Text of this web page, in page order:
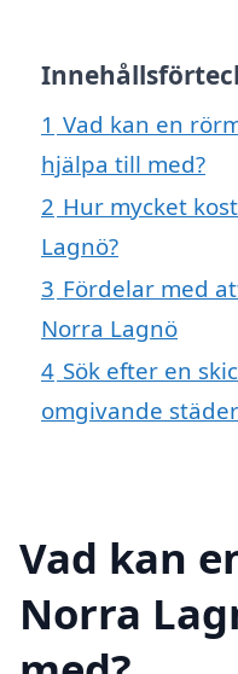
1 Vad kan en
hjälpa till med?
2 Hur mycket
Lagnö?
3 Fördelar med
Norra Lagnö
4 Sök efter en
omgivande
Vad kan
Norra